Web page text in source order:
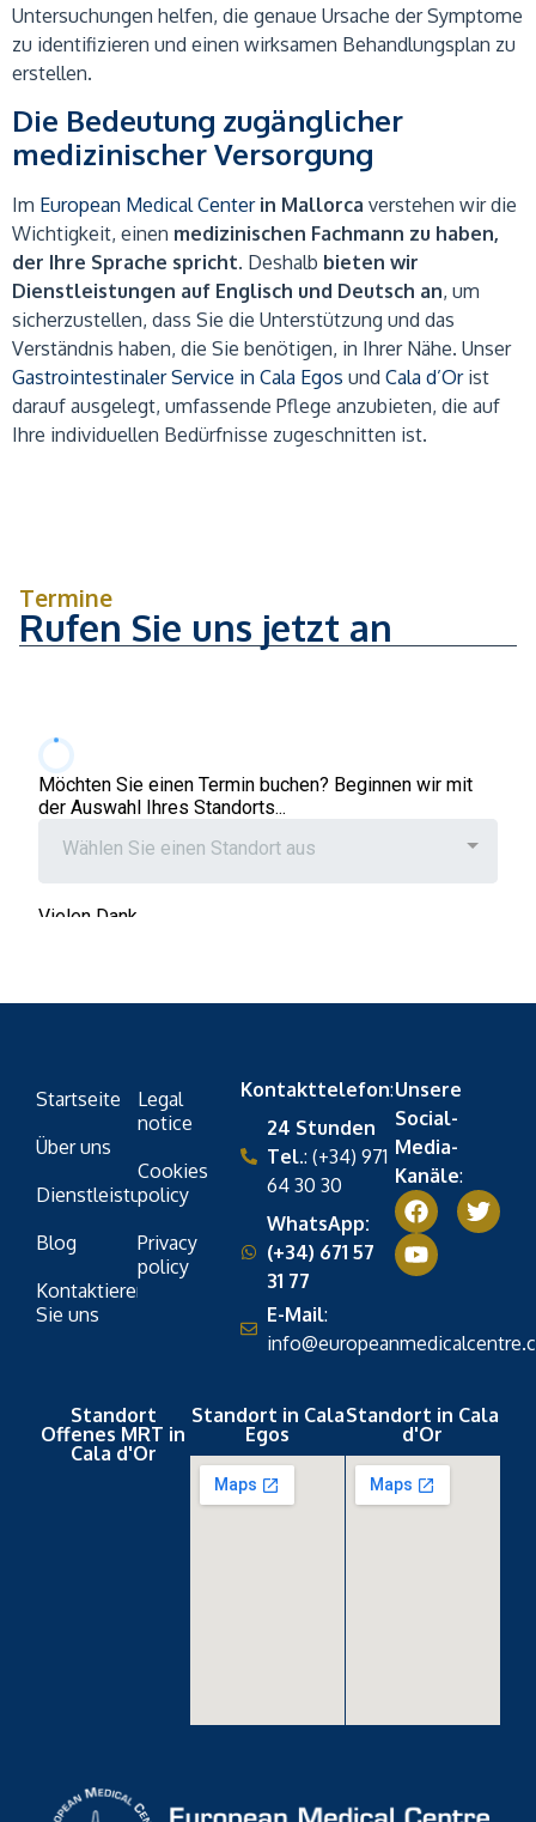
Untersuchungen helfen, die genaue Ursache der Symptome
zu identifizieren und einen wirksamen Behandlungsplan zu
erstellen.
Die Bedeutung zugänglicher
medizinischer Versorgung
Im European Medical Center in Mallorca verstehen wir die
Wichtigkeit, einen medizinischen Fachmann zu haben,
der Ihre Sprache spricht. Deshalb bieten wir
Dienstleistungen auf Englisch und Deutsch an, um
sicherzustellen, dass Sie die Unterstützung und das
Verständnis haben, die Sie benötigen, in Ihrer Nähe. Unser
Gastrointestinaler Service in Cala Egos und Cala d’Orist
darauf ausgelegt, umfassende Pflege anzubieten, die auf
Ihre individuellen Bedürfnisse zugeschnitten ist.
Termine
Rufen Sie uns jetzt an
Startseite
Über uns
Dienstleistungen
Blog
Kontaktieren
Sie uns
Legal
notice
Cookies
policy
Privacy
policy
Kontakttelefon:
24 Stunden
Tel.: (+34) 971
64 30 30
WhatsApp:
(+34) 671 57
31 77
E-Mail:
Unsere
Social-
Media-
Kanäle:
Standort
Offenes MRT in
Cala d'Or
Standort in Cala
Egos
Standort in Cala
d'Or